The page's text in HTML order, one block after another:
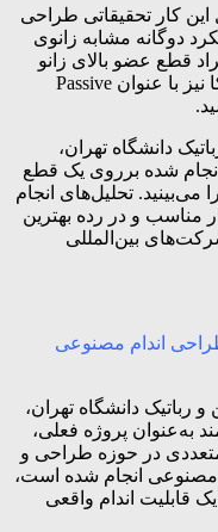
کار تحقیقاتی طراحی
دوگانه مشابه زانوی
قطع عضو بالای زانو
تست شد و در اداره ثبت اختراعات آمریکا نیز با عنوان Passive
دانشگاه تهران،
شده برروی یک قطع
تحلیل‌های انجام
مناسب و در رده بهترین
بین‌المللی
اندام مصنوعی
دانشگاه تهران،
به‌عنوان پروژه فعلی،
در حوزه طراحی و
انجام شده است،
قابلیت اندام واقعی